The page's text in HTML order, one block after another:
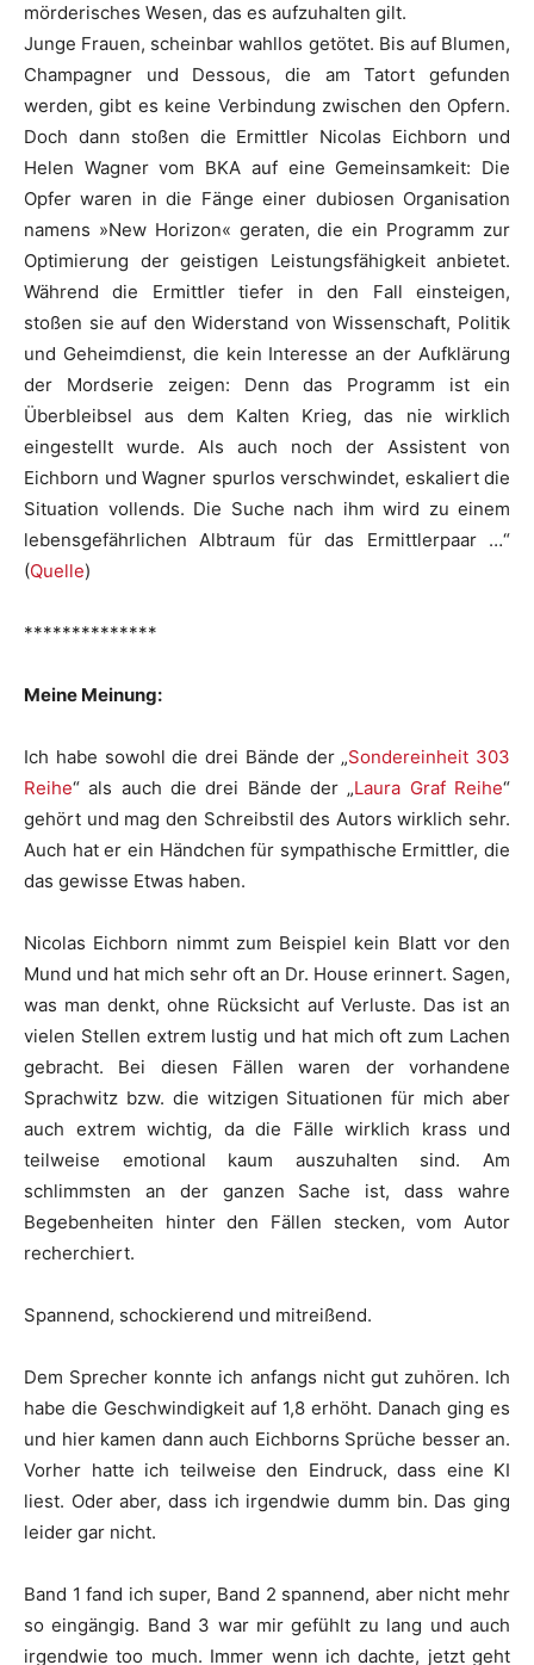
mörderisches Wesen, das es aufzuhalten gilt.
Junge Frauen, scheinbar wahllos getötet. Bis auf Blumen,
Champagner und Dessous, die am Tatort gefunden
werden, gibt es keine Verbindung zwischen den Opfern.
Doch dann stoßen die Ermittler Nicolas Eichborn und
Helen Wagner vom BKA auf eine Gemeinsamkeit: Die
Opfer waren in die Fänge einer dubiosen Organisation
namens »New Horizon« geraten, die ein Programm zur
Optimierung der geistigen Leistungsfähigkeit anbietet.
Während die Ermittler tiefer in den Fall einsteigen,
stoßen sie auf den Widerstand von Wissenschaft, Politik
und Geheimdienst, die kein Interesse an der Aufklärung
der Mordserie zeigen: Denn das Programm ist ein
Überbleibsel aus dem Kalten Krieg, das nie wirklich
eingestellt wurde. Als auch noch der Assistent von
Eichborn und Wagner spurlos verschwindet, eskaliert die
Situation vollends. Die Suche nach ihm wird zu einem
lebensgefährlichen Albtraum für das Ermittlerpaar …“
(Quelle)
**************
Meine Meinung:
Ich habe sowohl die drei Bände der „Sondereinheit 303
Reihe“ als auch die drei Bände der „Laura Graf Reihe“
gehört und mag den Schreibstil des Autors wirklich sehr.
Auch hat er ein Händchen für sympathische Ermittler, die
das gewisse Etwas haben.
Nicolas Eichborn nimmt zum Beispiel kein Blatt vor den
Mund und hat mich sehr oft an Dr. House erinnert. Sagen,
was man denkt, ohne Rücksicht auf Verluste. Das ist an
vielen Stellen extrem lustig und hat mich oft zum Lachen
gebracht. Bei diesen Fällen waren der vorhandene
Sprachwitz bzw. die witzigen Situationen für mich aber
auch extrem wichtig, da die Fälle wirklich krass und
teilweise emotional kaum auszuhalten sind. Am
schlimmsten an der ganzen Sache ist, dass wahre
Begebenheiten hinter den Fällen stecken, vom Autor
recherchiert.
Spannend, schockierend und mitreißend.
Dem Sprecher konnte ich anfangs nicht gut zuhören. Ich
habe die Geschwindigkeit auf 1,8 erhöht. Danach ging es
und hier kamen dann auch Eichborns Sprüche besser an.
Vorher hatte ich teilweise den Eindruck, dass eine KI
liest. Oder aber, dass ich irgendwie dumm bin. Das ging
leider gar nicht.
Band 1 fand ich super, Band 2 spannend, aber nicht mehr
so eingängig. Band 3 war mir gefühlt zu lang und auch
irgendwie too much. Immer wenn ich dachte, jetzt geht